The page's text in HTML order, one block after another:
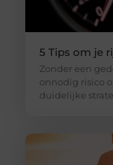
5 Tips om je
Zonder een
onnodig risico
duidelijke